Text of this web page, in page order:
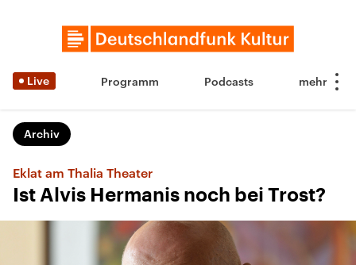
Live Programm Podcasts
Archiv
Eklat am Thalia Theater
Ist Alvis Hermanis noch bei Trost?